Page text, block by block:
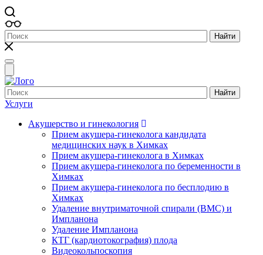
Найти
Toggle
navigation
Найти
Услуги
Акушерство и гинекология
Прием акушера-гинеколога кандидата
медицинских наук в Химках
Прием акушера-гинеколога в Химках
Прием акушера-гинеколога по беременности в
Химках
Прием акушера-гинеколога по бесплодию в
Химках
Удаление внутриматочной спирали (ВМС) и
Импланона
Удаление Импланона
КТГ (кардиотокография) плода
Видеокольпоскопия